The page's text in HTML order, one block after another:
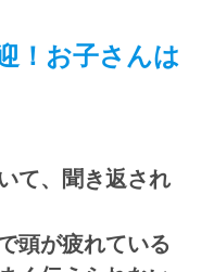
！お子さんは
て、聞き返され
頭が疲れている